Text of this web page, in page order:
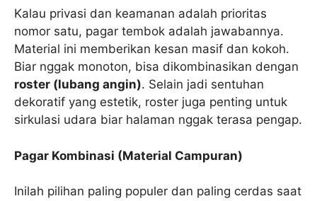
Kalau privasi dan keamanan adalah prioritas
nomor satu, pagar tembok adalah jawabannya.
Material ini memberikan kesan masif dan kokoh.
Biar nggak monoton, bisa dikombinasikan dengan
roster (lubang angin). Selain jadi sentuhan
dekoratif yang estetik, roster juga penting untuk
sirkulasi udara biar halaman nggak terasa pengap.
Pagar Kombinasi (Material Campuran)
Inilah pilihan paling populer dan paling cerdas saat